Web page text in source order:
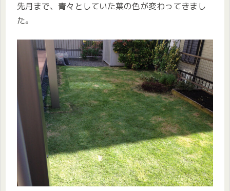
先月まで、青々としていた葉の色が変わってきまし
た。